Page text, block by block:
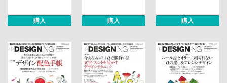
購入 購入 購入